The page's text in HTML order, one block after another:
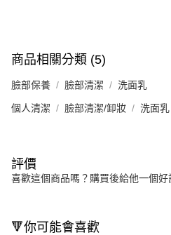
商品相關分類 (5)
臉部保養 臉部清潔 洗面乳
個人清潔 臉部清潔/卸妝 洗面乳
評價
喜歡這個商品嗎？購買後給他一個好
🔻你可能會喜歡